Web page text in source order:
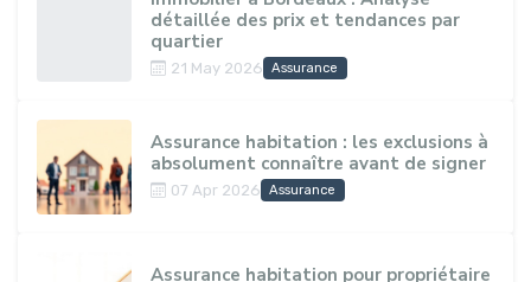
détaillée des prix et tendances par
quartier
21 May 2026 Assurance
Assurance habitation : les exclusions à
absolument connaître avant de signer
07 Apr 2026 Assurance
Assurance habitation pour propriétaire